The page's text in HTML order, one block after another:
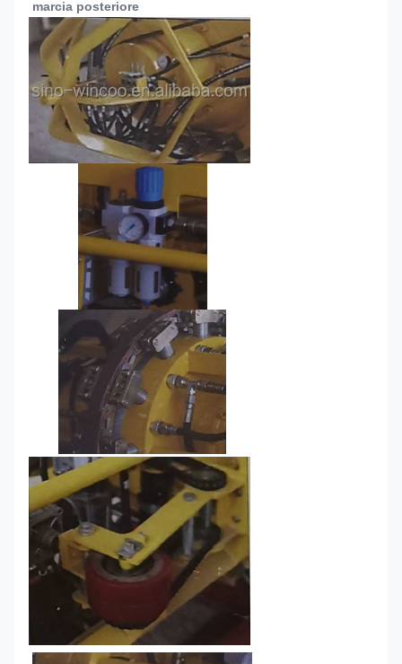
marcia posteriore